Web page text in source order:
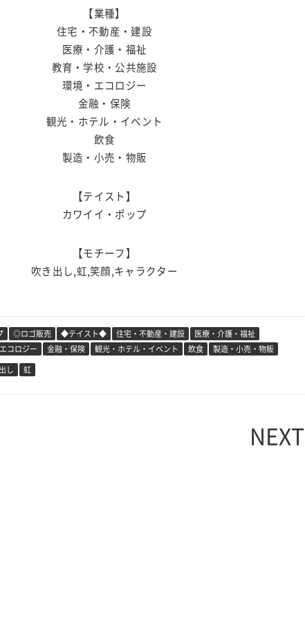
【業種】
住宅・不動産・建設
医療・介護・福祉
教育・学校・公共施設
環境・エコロジー
金融・保険
観光・ホテル・イベント
飲食
製造・小売・物販
【テイスト】
カワイイ・ポップ
【モチーフ】
吹き出し,虹,笑顔,キャラクター
◎ロゴ販売 ◆テイスト◆ 住宅・不動産・建設
医療・介護・福祉
コロジー 金融・保険 観光・ホテル・イベント 飲食
製造・小売・物販
し 虹
NEXT